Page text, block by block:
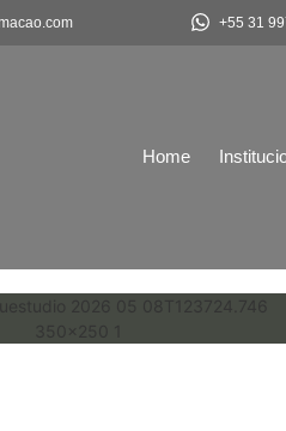
+55 31
Home